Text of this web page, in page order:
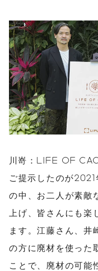
川嵜： LIFE OF
ご提示したのが
の中、お二人が素敵
上げ、皆さんにも
ます。江藤さん、井
の方に廃材を使った
ことで、廃材の可能